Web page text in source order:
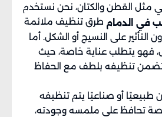
مثل القطن والكتان، نحن نستخدم
في الدمام طرق تنظيف ملائمة
التأثير على النسيج أو الشكل. أما
فهو يتطلب عناية خاصة، حيث
تنظيفه بلطف مع الحفاظ
طبيعيًا أو صناعيًا يتم تنظيفه
تحافظ على ملمسه وجودته،